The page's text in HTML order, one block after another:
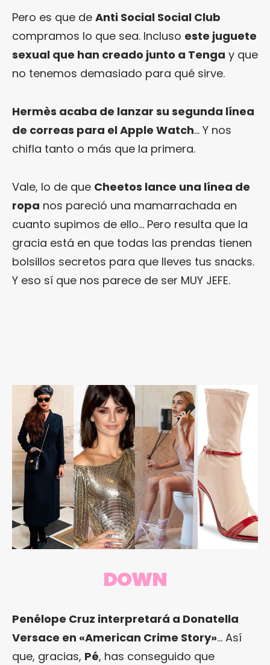
Pero es que de Anti Social Social Club
compramos lo que sea. Incluso este juguete
sexual que han creado junto a Tenga y que
no tenemos demasiado para qué sirve.
Hermès acaba de lanzar su segunda línea
de correas para el Apple Watch… Y nos
chifla tanto o más que la primera.
Vale, lo de que Cheetos lance una línea de
ropa nos pareció una mamarrachada en
cuanto supimos de ello… Pero resulta que la
gracia está en que todas las prendas tienen
bolsillos secretos para que lleves tus snacks.
Y eso sí que nos parece de ser MUY JEFE.
DOWN
Penélope Cruz interpretará a Donatella
Versace en «American Crime Story»… Así
que, gracias, Pé, has conseguido que